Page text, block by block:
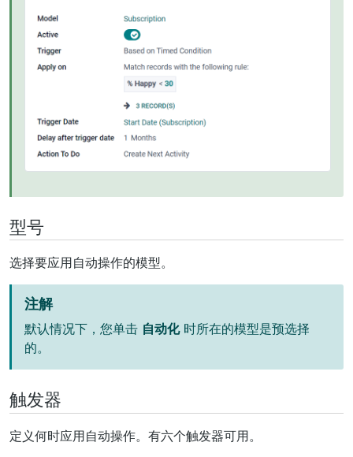
型号
选择要应用自动操作的模型。
注解
默认情况下，您单击 自动化时所在的模型是预选择
的。
触发器
定义何时应用自动操作。有六个触发器可用。